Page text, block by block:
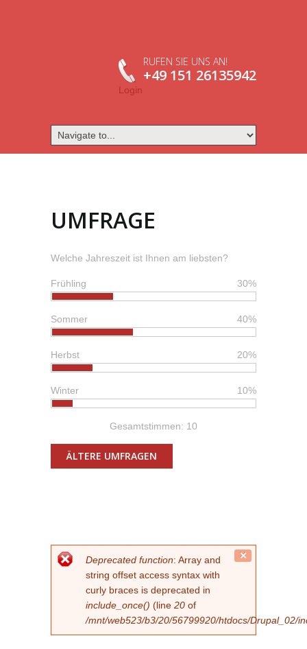
RUFEN SIE UNS AN!
+49 151 26135942
Login
UMFRAGE
Welche Jahreszeit ist Ihnen am liebsten?
30%
Frühling
40%
Sommer
20%
Herbst
10%
Winter
Gesamtstimmen: 10
ÄLTERE UMFRAGEN
FEHLERMELDUNG
Deprecated function: Array and
string offset access syntax with
curly braces is deprecated in
include_once() (line 20 of
/mnt/web523/b3/20/56799920/htdocs/Drupal_02/